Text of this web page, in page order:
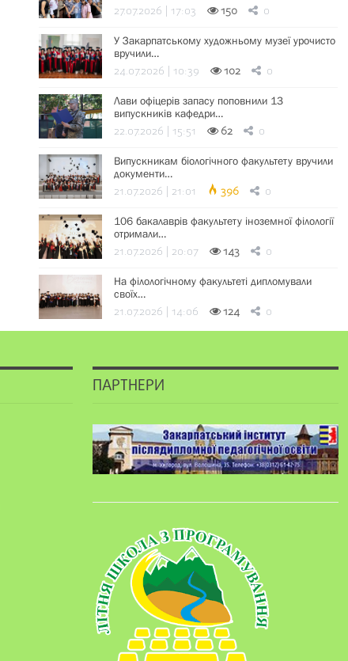
27.07.2026 | 17:03 150 0
У Закарпатському художньому музеї урочисто
вручили…
24.07.2026 | 10:39 102 0
Лави офіцерів запасу поповнили 13
випускників кафедри…
22.07.2026 | 15:51 62 0
Випускникам біологічного факультету вручили
документи…
21.07.2026 | 21:01 396 0
106 бакалаврів факультету іноземної філології
отримали…
21.07.2026 | 20:07 143 0
На філологічному факультеті дипломували
своїх…
21.07.2026 | 14:06 124 0
ПАРТНЕРИ